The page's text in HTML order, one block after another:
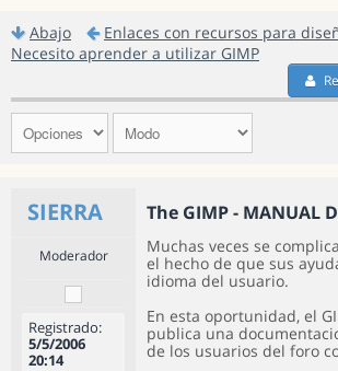
Abajo
Enlaces con recursos para
Necesito aprender a utilizar GIMP
SIERRA The GIMP - MANUAL
Moderador
Registrado:
5/5/2006
20:14
Muchas veces se
el hecho de que sus
idioma del usuario.
En esta oportunidad, el
publica una
de los usuarios del foro